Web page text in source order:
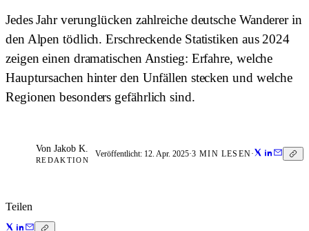
Jedes Jahr verunglücken zahlreiche deutsche Wanderer in
den Alpen tödlich. Erschreckende Statistiken aus 2024
zeigen einen dramatischen Anstieg: Erfahre, welche
Hauptursachen hinter den Unfällen stecken und welche
Regionen besonders gefährlich sind.
Von Jakob K.
REDAKTION
Veröffentlicht: 12. Apr. 2025·3 MIN LESEN·
Teilen